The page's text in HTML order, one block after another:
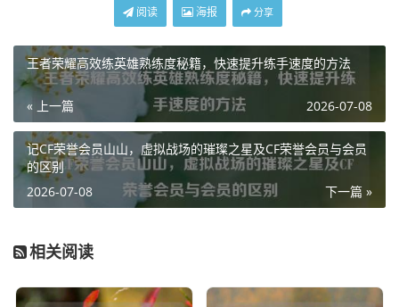
果，在对线近战英雄时，可以利用Q技能的范围优势，在敌
整Q技能的落点来进行有效的换血。
W技能“选牌”依然是卡牌的核心技能之一，在6.9版本，不同
牌型的效果也有了一些优化，黄牌的眩晕时间虽然没有大幅
改动，但在衔接其他技能时更加流畅，这使得卡牌在团战中
能够更好地控制敌方关键英雄，为己方创造输出环境，红牌
的减速效果和范围也有所调整，增强了卡牌在团战中的拉扯
能力，玩家可以通过巧妙地运用选牌，在对线、团战等各个
它的传送范围有了一些细微的增加，这让卡牌在支援队友或
阅读 海报 分享
王者荣耀高效练英雄熟练度秘籍，快速提升练手速度的方法
« 上一篇 2026-07-08
记CF荣誉会员山山，虚拟战场的璀璨之星及CF荣誉会员与会员
的区别
下一篇 »
2026-07-08
相关阅读